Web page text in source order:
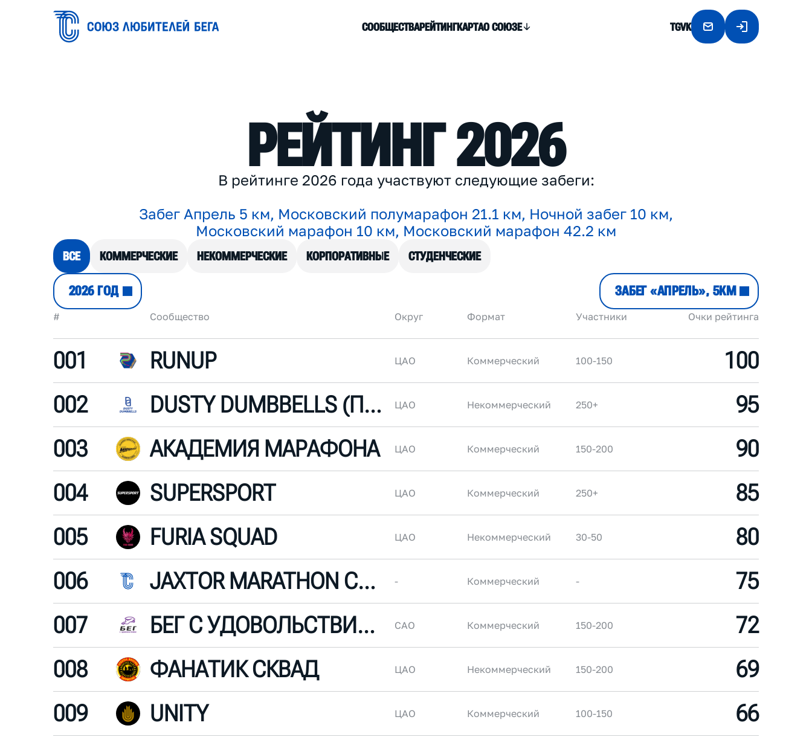
СООБЩЕСТВАРЕЙТИНГКАРТАО СОЮЗЕ TGVK
РЕЙТИНГ2026
В рейтинге 2026 года участвуют следующие забеги:
Забег Апрель 5 км, Московский полумарафон 21.1 км, Ночной забег 10 км,
Московский марафон 10 км, Московский марафон 42.2 км
ВСЕ КОММЕРЧЕСКИЕ НЕКОММЕРЧЕСКИЕ КОРПОРАТИВНЫЕ СТУДЕНЧЕСКИЕ
2026 ГОД ЗАБЕГ «АПРЕЛЬ», 5КМ
# Сообщество Округ Формат Участники Очки рейтинга
001 RUNUP ЦАО Коммерческий 100-150
100
002
DUSTY DUMBBELLS (ПЫЛЬНЫЕ ГАНТЕЛИ) ЦАО Некоммерческий 250+
95
003
АКАДЕМИЯ МАРАФОНА ЦАО Коммерческий 150-200
90
004
SUPERSPORT ЦАО Коммерческий 250+
85
005
FURIA SQUAD ЦАО Некоммерческий 30-50
80
006
JAXTOR MARATHON CLUB - Коммерческий -
75
007
БЕГ С УДОВОЛЬСТВИЕМ САО Коммерческий 150-200
72
008
ФАНАТИК СКВАД ЦАО Некоммерческий 150-200
69
009
UNITY ЦАО Коммерческий 100-150
66